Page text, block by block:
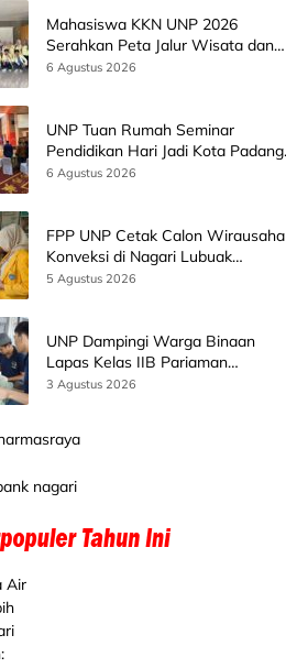
Mahasiswa KKN UNP 2026
Serahkan Peta Jalur Wisata dan
Peta Administrasi Nagari
6 Agustus 2026
UNP Tuan Rumah Seminar
Pendidikan Hari Jadi Kota Padang
Bersama Wamen Diktisainstek dan
6 Agustus 2026
FPP UNP Cetak Calon Wirausaha
Konveksi di Nagari Lubuak
Batingkok Limapuluh Kota
5 Agustus 2026
UNP Dampingi Warga Binaan
Lapas Kelas IIB Pariaman
Kembangkan Produk Kreatif
3 Agustus 2026